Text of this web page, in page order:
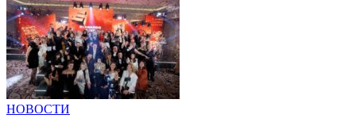
НОВОСТИ